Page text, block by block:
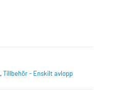
,Tillbehör - Enskilt avlopp